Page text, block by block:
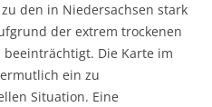
den in Niedersachsen stark
der extrem trockenen
beeinträchtigt. Die Karte im
ein zu
Situation. Eine